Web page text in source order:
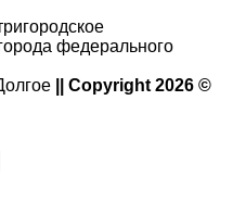
федерального
|| Copyright 2026 ©